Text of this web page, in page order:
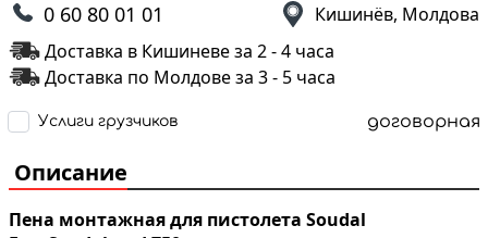
0 60 80 01 01
Кишинёв, Молдова
Доставка в Кишиневе за 2 - 4 часа
Доставка по Молдове за 3 - 5 часа
Услиги грузчиков договорная
Описание
Пена монтажная для пистолета Soudal